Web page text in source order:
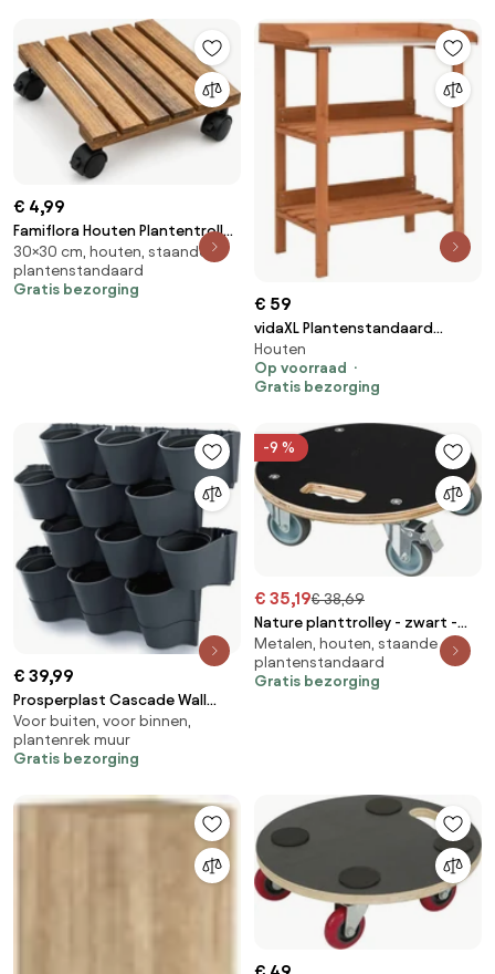
bloeirek voor het opkweken van
zaden, 120x35x180cm
€ 4,99
Famiflora Houten Plantentrolley
- Vierkant - 30x30 cm - 4 Wielen
30×30 cm, houten, staande
plantenstandaard
Gratis bezorging
€ 59
vidaXL Plantenstandaard
76x37x89 cm vurenhout
Houten
Op voorraad
Gratis bezorging
€ 39,99
Prosperplast Cascade Wall
Verticale Tuin - Antraciet - 12
Potten - Modulair
Voor buiten, voor binnen,
plantenrek muur
Gratis bezorging
-9 %
€ 35,19€ 38,69
Nature planttrolley - zwart -
Diameter 38 x H11cm
Metalen, houten, staande
plantenstandaard
Gratis bezorging